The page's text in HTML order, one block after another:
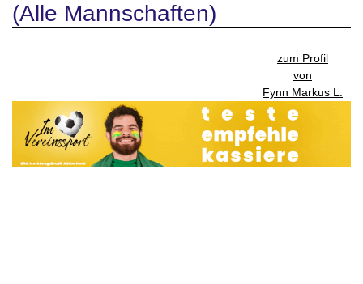
(Alle Mannschaften)
zum Profil
von
Fynn Markus L.